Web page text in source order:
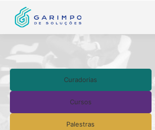
Curadorias
Cursos
Palestras